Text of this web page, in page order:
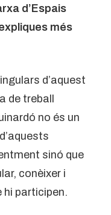
d’Espais
més
d’aquest
de treball
no és un
sinó que
conèixer i
hi participen.